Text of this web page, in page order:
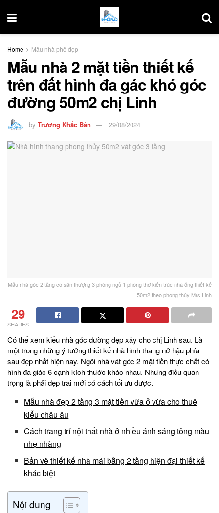
Home Mẫu nhà phố đẹp
Mẫu nhà 2 mặt tiền thiết kế
trên đất hình đa gác khó góc
đường 50m2 chị Linh
by Trương Khắc Bản 29/08/2024
Mẫu nhà góc 2 tầng có sân thượng 3 phòng ngủ 1 phòng thờ kiến trúc nhà ống thiết kế
50m2 theo phong thủy Mrs Linh
29
SHARES
Có thể xem kiểu nhà góc đường đẹp xây cho chị Linh sau. Là
một trong những ý tưởng thiết kế nhà hình thang nở hậu phía
sau đẹp nhất hiện nay. Ngôi nhà vát góc 2 mặt tiền thực chất có
hình đa giác 6 cạnh kích thước khác nhau. Nhưng điều quan
trọng là phải đẹp trai mới có cách tối ưu được.
Mẫu nhà đẹp 2 tầng 3 mặt tiền vừa ở vừa cho thuê
kiểu châu âu
Cách trang trí nội thất nhà ở nhiều ánh sáng tông màu
nhẹ nhàng
Bản vẽ thiết kế nhà mái bằng 2 tầng hiện đại thiết kế
khác biệt
Nội dung